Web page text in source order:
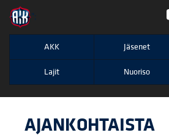
";
AKK Jäsenet
Lajit Nuoriso
AJANKOHTAISTA